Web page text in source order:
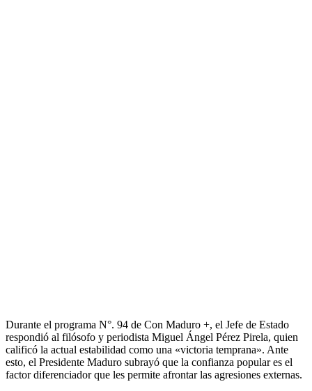
Durante el programa N°. 94 de Con Maduro +, el Jefe de Estado
respondió al filósofo y periodista Miguel Ángel Pérez Pirela, quien
calificó la actual estabilidad como una «victoria temprana». Ante
esto, el Presidente Maduro subrayó que la confianza popular es el
factor diferenciador que les permite afrontar las agresiones externas.